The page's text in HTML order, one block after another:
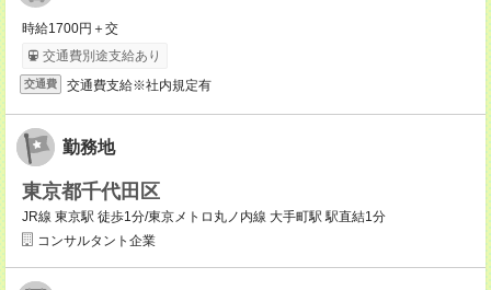
時給1700円＋交
交通費別途支給あり
交通費 交通費支給※社内規定有
勤務地
東京都千代田区
JR線 東京駅 徒歩1分/東京メトロ丸ノ内線 大手町駅 駅直結1分
コンサルタント企業